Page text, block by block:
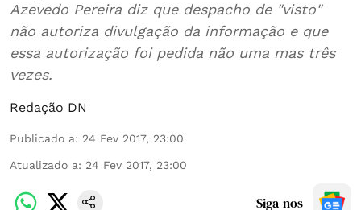
Azevedo Pereira diz que despacho de "visto"
não autoriza divulgação da informação e que
essa autorização foi pedida não uma mas três
vezes.
Redação DN
Publicado a: 24 Fev 2017, 23:00
Atualizado a: 24 Fev 2017, 23:00
Siga-nos